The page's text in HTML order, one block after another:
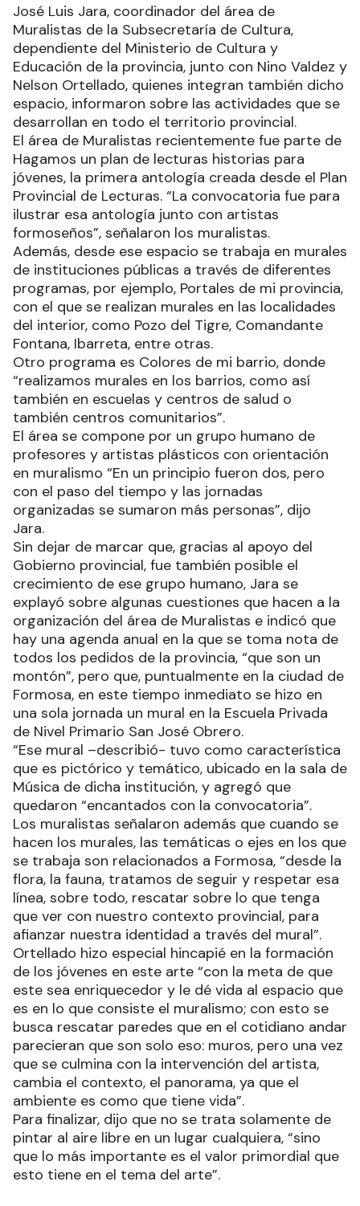
José Luis Jara, coordinador del área de
Muralistas de la Subsecretaría de Cultura,
dependiente del Ministerio de Cultura y
Educación de la provincia, junto con Nino Valdez y
Nelson Ortellado, quienes integran también dicho
espacio, informaron sobre las actividades que se
desarrollan en todo el territorio provincial.
El área de Muralistas recientemente fue parte de
Hagamos un plan de lecturas historias para
jóvenes, la primera antología creada desde el Plan
Provincial de Lecturas. “La convocatoria fue para
ilustrar esa antología junto con artistas
formoseños”, señalaron los muralistas.
Además, desde ese espacio se trabaja en murales
de instituciones públicas a través de diferentes
programas, por ejemplo, Portales de mi provincia,
con el que se realizan murales en las localidades
del interior, como Pozo del Tigre, Comandante
Fontana, Ibarreta, entre otras.
Otro programa es Colores de mi barrio, donde
“realizamos murales en los barrios, como así
también en escuelas y centros de salud o
también centros comunitarios”.
El área se compone por un grupo humano de
profesores y artistas plásticos con orientación
en muralismo “En un principio fueron dos, pero
con el paso del tiempo y las jornadas
organizadas se sumaron más personas”, dijo
Jara.
Sin dejar de marcar que, gracias al apoyo del
Gobierno provincial, fue también posible el
crecimiento de ese grupo humano, Jara se
explayó sobre algunas cuestiones que hacen a la
organización del área de Muralistas e indicó que
hay una agenda anual en la que se toma nota de
todos los pedidos de la provincia, “que son un
montón”, pero que, puntualmente en la ciudad de
Formosa, en este tiempo inmediato se hizo en
una sola jornada un mural en la Escuela Privada
de Nivel Primario San José Obrero.
“Ese mural –describió- tuvo como característica
que es pictórico y temático, ubicado en la sala de
Música de dicha institución, y agregó que
quedaron “encantados con la convocatoria”.
Los muralistas señalaron además que cuando se
hacen los murales, las temáticas o ejes en los que
se trabaja son relacionados a Formosa, “desde la
flora, la fauna, tratamos de seguir y respetar esa
línea, sobre todo, rescatar sobre lo que tenga
que ver con nuestro contexto provincial, para
afianzar nuestra identidad a través del mural”.
Ortellado hizo especial hincapié en la formación
de los jóvenes en este arte “con la meta de que
este sea enriquecedor y le dé vida al espacio que
es en lo que consiste el muralismo; con esto se
busca rescatar paredes que en el cotidiano andar
parecieran que son solo eso: muros, pero una vez
que se culmina con la intervención del artista,
cambia el contexto, el panorama, ya que el
ambiente es como que tiene vida”.
Para finalizar, dijo que no se trata solamente de
pintar al aire libre en un lugar cualquiera, “sino
que lo más importante es el valor primordial que
esto tiene en el tema del arte”.